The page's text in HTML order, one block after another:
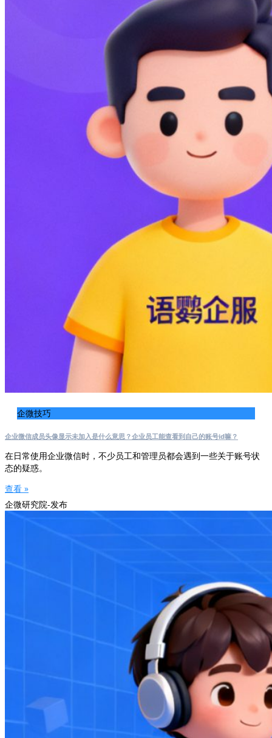
企微技巧
企业微信成员头像显示未加入是什么意思？企业员工能查看到自己的账号id嘛？
在日常使用企业微信时，不少员工和管理员都会遇到一些关于账号状
态的疑惑。
查看 »
企微研究院-发布